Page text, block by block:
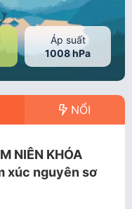
Áp suất
1008 hPa
NỔI
NIÊN KHÓA
xúc nguyên sơ